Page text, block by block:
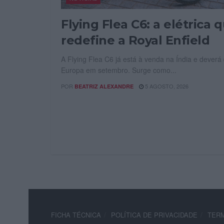
Flying Flea C6: a elétrica
redefine a Royal Enfield
A Flying Flea C6 já está à venda na Índia e deverá
Europa em setembro. Surge como...
POR BEATRIZ ALEXANDRE 5 AGOSTO, 2026
FICHA TÉCNICA POLÍTICA DE PRIVACIDADE